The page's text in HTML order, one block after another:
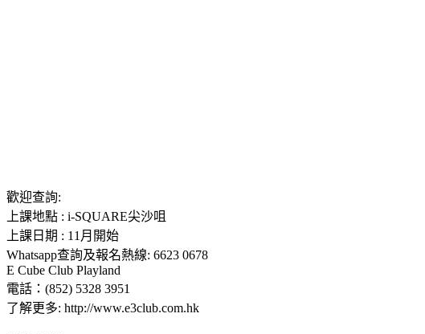
歡迎查詢:
上課地點 : i-SQUARE尖沙咀
上課日期 : 11月開始
Whatsapp查詢及報名熱線: 6623 0678
E Cube Club Playland
電話：(852) 5328 3951
了解更多: http://www.e3club.com.hk